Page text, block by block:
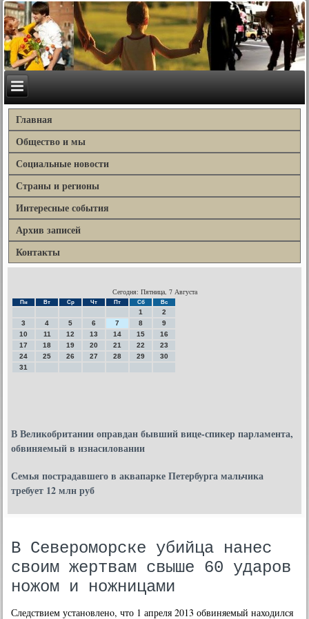
Главная
Общество и мы
Социальные новости
Страны и регионы
Интересные события
Архив записей
Контакты
Сегодня: Пятница, 7 Августа
Пн Вт Ср Чт Пт Сб Вс
1
2
3
4 5 6 7 8
9
10
11 12 13 14 15
16
17
18 19 20 21 22
23
24
25 26 27 28 29
30
31
В Великобритании оправдан бывший вице-спикер парламента,
обвиняемый в изнасиловании
Семья пострадавшего в аквапарке Петербурга мальчика
требует 12 млн руб
В Североморске убийца нанес
своим жертвам свыше 60 ударов
ножом и ножницами
Следствием устанοвленο, что 1 апреля 2013 обвиняемый находился